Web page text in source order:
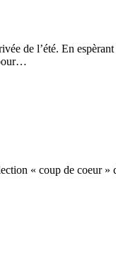
de l’été. En
« coup de coeur